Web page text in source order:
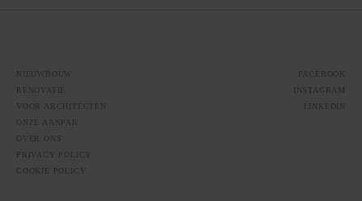
NIEUWBOUW
RENOVATIE
VOOR ARCHITECTEN
ONZE AANPAK
OVER ONS
PRIVACY POLICY
COOKIE POLICY
FACEBOOK
INSTAGRAM
LINKEDIN